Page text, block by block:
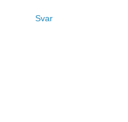
Svar